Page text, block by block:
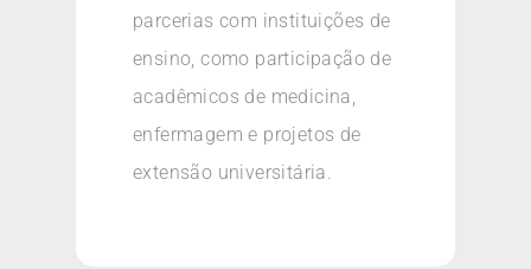
parcerias com instituições de
ensino, como participação de
acadêmicos de medicina,
enfermagem e projetos de
extensão universitária.